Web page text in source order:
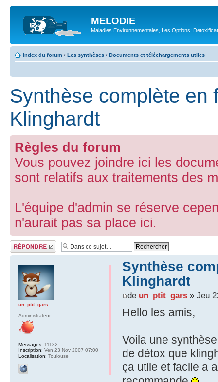
MELODIE
Maladies Environnementales, Les Options:
Index du forum ‹ Les synthèses ‹ Documents et téléchargements utiles
Synthèse complète en
Klinghardt
Règles du forum
Vous pouvez joindre ici les
sont relatifs aux traitements des
L'équipe d'admin se réserve
n'aurait pas sa place ici.
Répondre
Synthèse
Klinghardt
de un_ptit_gars» Jeu
Hello les amis,
Voila une
de détox que
ça utile et facile a
un_ptit_gars
Administrateur
Messages: 11132
Inscription: Ven 23 Nov 2007 07:00
Localisation: Toulouse